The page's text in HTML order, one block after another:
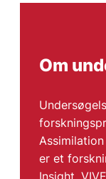
Om
er et